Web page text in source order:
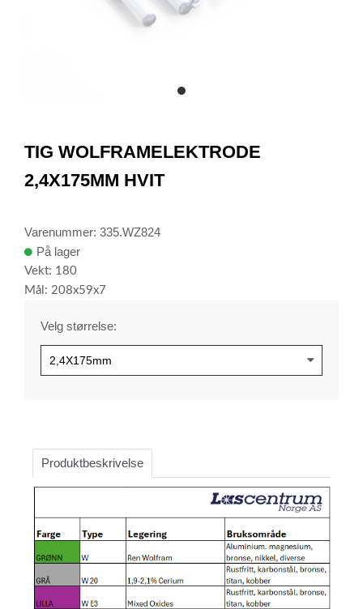
item
1
TIG WOLFRAMELEKTRODE
2,4X175MM HVIT
Varenummer: 335.WZ824
På lager
Vekt: 180
Mål: 208x59x7
Velg størrelse:
Produktbeskrivelse